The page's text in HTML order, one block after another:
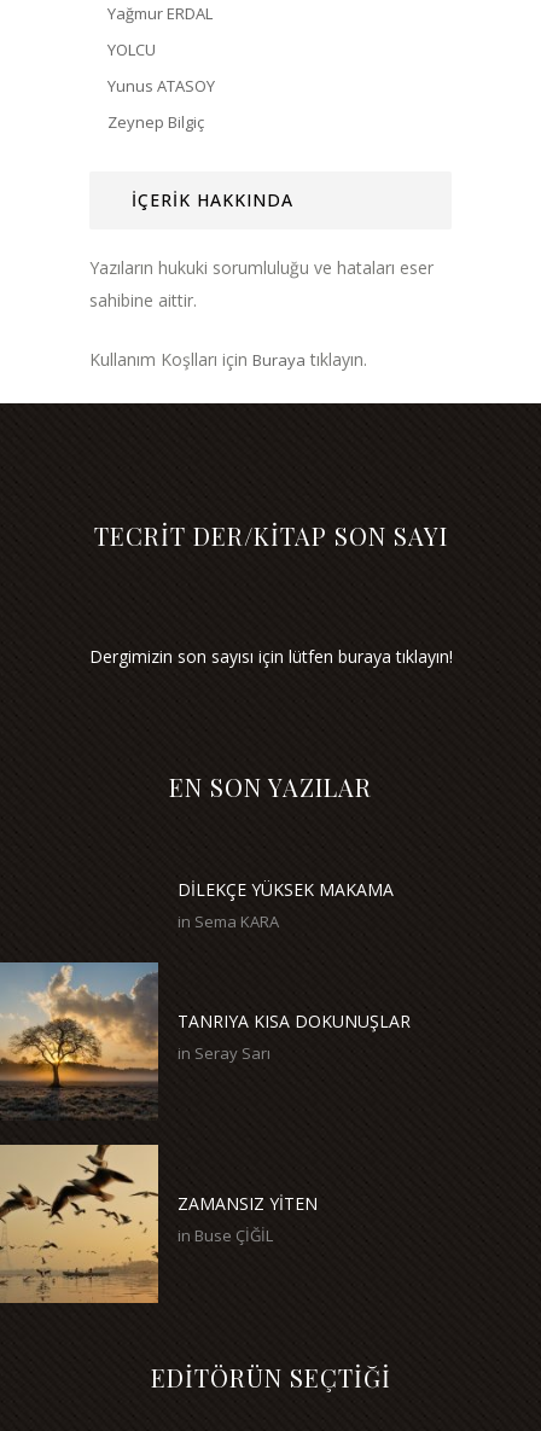
Yağmur ERDAL
YOLCU
Yunus ATASOY
Zeynep Bilgiç
İÇERİK HAKKINDA
Yazıların hukuki sorumluluğu ve hataları eser
sahibine aittir.
Kullanım Koşlları için Buraya tıklayın.
TECRİT DER/KİTAP SON SAYI
Dergimizin son sayısı için lütfen buraya tıklayın!
EN SON YAZILAR
DİLEKÇE YÜKSEK MAKAMA
in Sema KARA
TANRIYA KISA DOKUNUŞLAR
in Seray Sarı
ZAMANSIZ YİTEN
in Buse ÇİĞİL
EDİTÖRÜN SEÇTİĞİ